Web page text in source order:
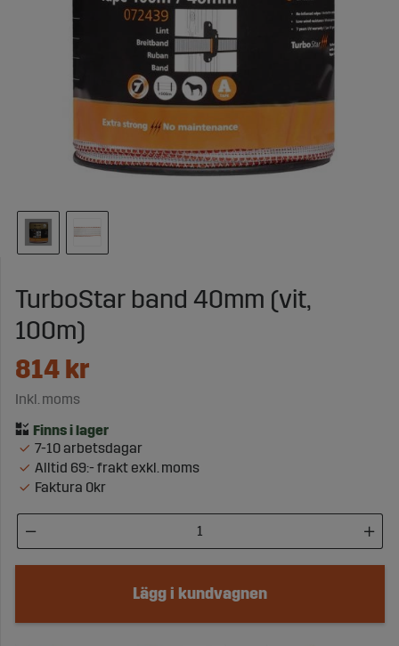
TurboStar band 40mm (vit,
100m)
814kr
Inkl. moms
7-10 arbetsdagar
Alltid 69:- frakt exkl. moms
Faktura 0kr
Lägg i kundvagnen